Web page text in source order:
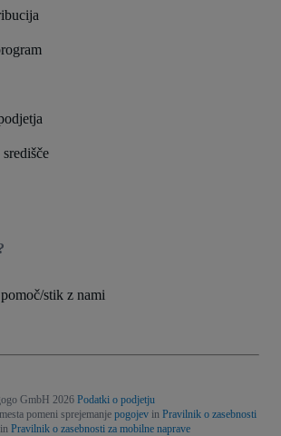
stik z nami
GmbH 2026 Podatki o podjetju
pomeni sprejemanje pogojev in Pravilnik o zasebnosti
in Pravilnik o zasebnosti za mobilne naprave